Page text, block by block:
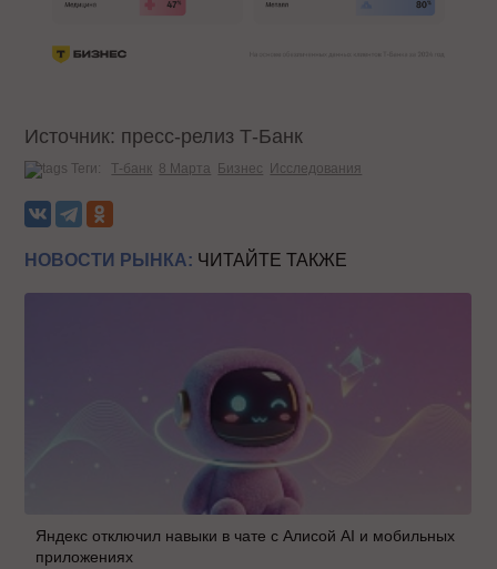
Источник: пресс-релиз Т-Банк
Теги: Т-банк 8 Марта Бизнес Исследования
НОВОСТИ РЫНКА: ЧИТАЙТЕ ТАКЖЕ
Яндекс отключил навыки в чате с Алисой AI и мобильных
приложениях